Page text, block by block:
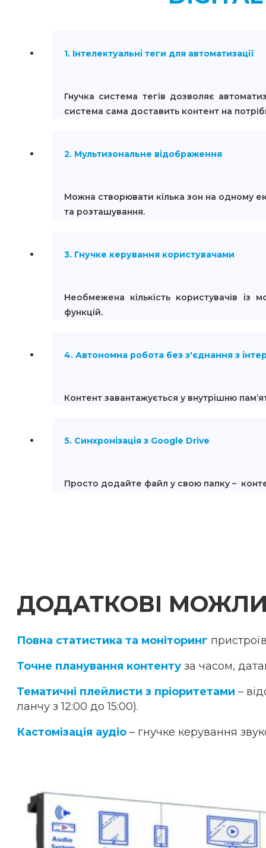
1. Інтелектуальні теги для автоматизації
Гнучка система тегів дозволяє
система сама доставить контент на
2. Мультизональне відображення
Можна створювати кілька зон на одному
та розташування.
3. Гнучке керування користувачами
Необмежена кількість користувачів із
функцій.
4. Автономна робота без з'єднання з
Контент завантажується у внутрішню
5. Синхронізація з Google Drive
Просто додайте файл у свою папку –
ДОДАТКОВІ
Повна статистика та моніторинг
Точне планування контенту за часом,
Тематичні плейлисти з пріоритетами –
ланчу з 12:00 до 15:00).
Кастомізація аудіо – гнучке керування